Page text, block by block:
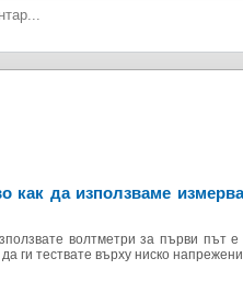
как да използваме
волтметри за първи път е
ги тествате върху ниско